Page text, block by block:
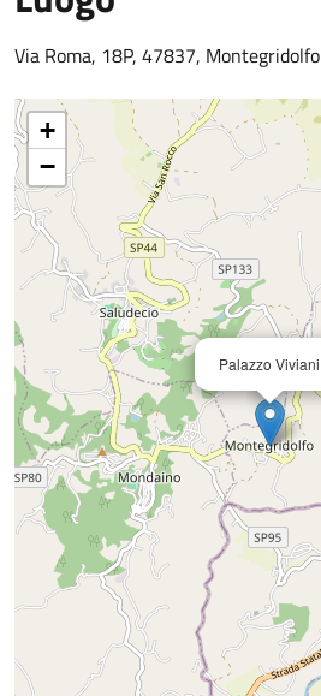
Via Roma, 18P, 47837, Montegridolfo
Palazzo Viviani
+
−